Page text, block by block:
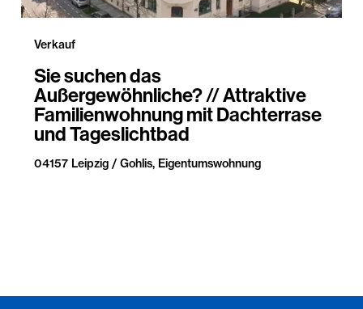
Verkauf
Sie suchen das
Außergewöhnliche? // Attraktive
Familienwohnung mit Dachterrase
und Tageslichtbad
04157 Leipzig / Gohlis, Eigentumswohnung